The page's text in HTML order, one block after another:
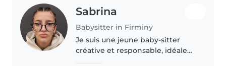
Sabrina
Babysitter in Firminy
Je suis une jeune baby-sitter
créative et responsable, idéale